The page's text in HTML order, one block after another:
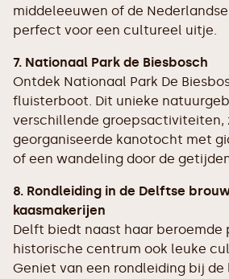
middeleeuwen of de
perfect voor een cultureel uitje.
7. Nationaal Park de Biesbosch
Ontdek Nationaal Park De
fluisterboot. Dit unieke
verschillende groepsactiviteiten,
georganiseerde kanotocht met
of een wandeling door de
8. Rondleiding in de Delftse
kaasmakerijen
Delft biedt naast haar beroemde
historische centrum ook leuke
Geniet van een rondleiding bij de